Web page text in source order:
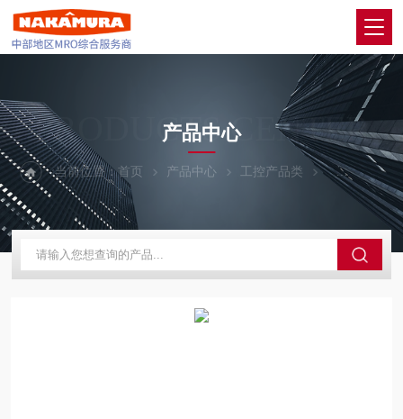
PRODUCTS CENTER
产品中心
当前位置：首页 产品中心 工控产品类 ONO SOKKI